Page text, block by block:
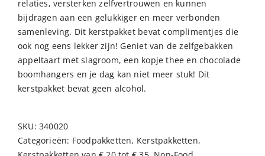
relaties, versterken zelfvertrouwen en kunnen
bijdragen aan een gelukkiger en meer verbonden
samenleving. Dit kerstpakket bevat complimentjes die
ook nog eens lekker zijn! Geniet van de zelfgebakken
appeltaart met slagroom, een kopje thee en chocolade
boomhangers en je dag kan niet meer stuk! Dit
kerstpakket bevat geen alcohol.
SKU:340020
Categorieën: Foodpakketten, Kerstpakketten,